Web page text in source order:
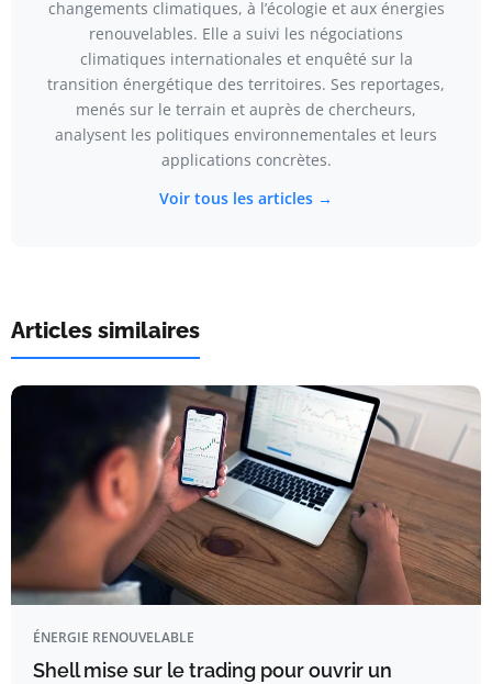
changements climatiques, à l’écologie et aux énergies
renouvelables. Elle a suivi les négociations
climatiques internationales et enquêté sur la
transition énergétique des territoires. Ses reportages,
menés sur le terrain et auprès de chercheurs,
analysent les politiques environnementales et leurs
applications concrètes.
Voir tous les articles →
Articles similaires
ÉNERGIE RENOUVELABLE
Shell mise sur le trading pour ouvrir un